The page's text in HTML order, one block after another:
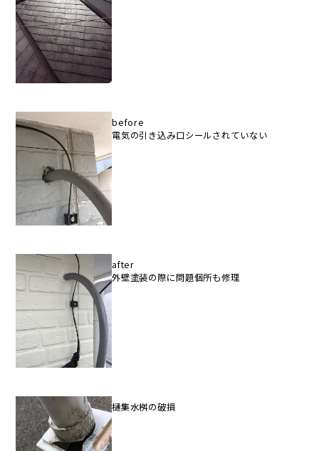
before
電気の引き込み口シールされていない
after
外壁塗装の際に問題個所も修理
樋集水桝の破損